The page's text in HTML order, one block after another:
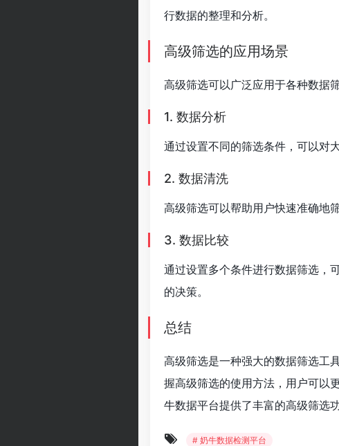
行数据的整理和分析。
高级筛选的应用场景
高级筛选可以广泛应用于各种数据
1. 数据分析
通过设置不同的筛选条件，可以对
2. 数据清洗
高级筛选可以帮助用户快速准确地
3. 数据比较
通过设置多个条件进行数据筛选，
的决策。
总结
高级筛选是一种强大的数据筛选工
握高级筛选的使用方法，用户可以
牛数据平台提供了丰富的高级筛选
# 奶牛数据检测平台